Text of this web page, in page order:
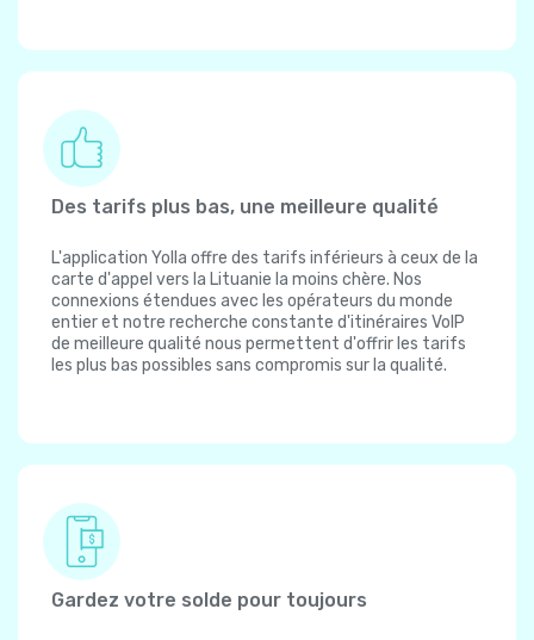
Des tarifs plus bas, une meilleure qualité
L'application Yolla offre des tarifs inférieurs à ceux de la
carte d'appel vers la Lituanie la moins chère. Nos
connexions étendues avec les opérateurs du monde
entier et notre recherche constante d'itinéraires VoIP
de meilleure qualité nous permettent d'offrir les tarifs
les plus bas possibles sans compromis sur la qualité.
Gardez votre solde pour toujours